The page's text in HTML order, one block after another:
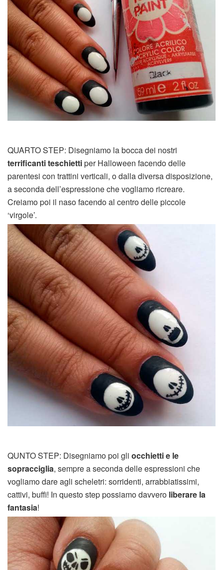
QUARTO STEP: Disegniamo la bocca dei nostri
terrificanti teschiettiper Halloween facendo delle
parentesi con trattini verticali, o dalla diversa disposizione,
a seconda dell’espressione che vogliamo ricreare.
Creiamo poi il naso facendo al centro delle piccole
‘virgole’.
QUNTO STEP: Disegniamo poi gli occhietti e le
sopracciglia, sempre a seconda delle espressioni che
vogliamo dare agli scheletri: sorridenti, arrabbiatissimi,
cattivi, buffi! In questo step possiamo davvero liberare la
fantasia!